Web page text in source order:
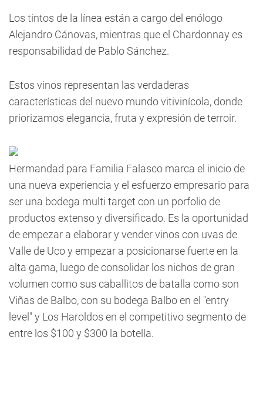
Los tintos de la línea están a cargo del enólogo
Alejandro Cánovas, mientras que el Chardonnay es
responsabilidad de Pablo Sánchez.
Estos vinos representan las verdaderas
características del nuevo mundo vitivinícola, donde
priorizamos elegancia, fruta y expresión de terroir.
Hermandad para Familia Falasco marca el inicio de
una nueva experiencia y el esfuerzo empresario para
ser una bodega multi target con un porfolio de
productos extenso y diversificado. Es la oportunidad
de empezar a elaborar y vender vinos con uvas de
Valle de Uco y empezar a posicionarse fuerte en la
alta gama, luego de consolidar los nichos de gran
volumen como sus caballitos de batalla como son
Viñas de Balbo, con su bodega Balbo en el "entry
level" y Los Haroldos en el competitivo segmento de
entre los $100 y $300 la botella.